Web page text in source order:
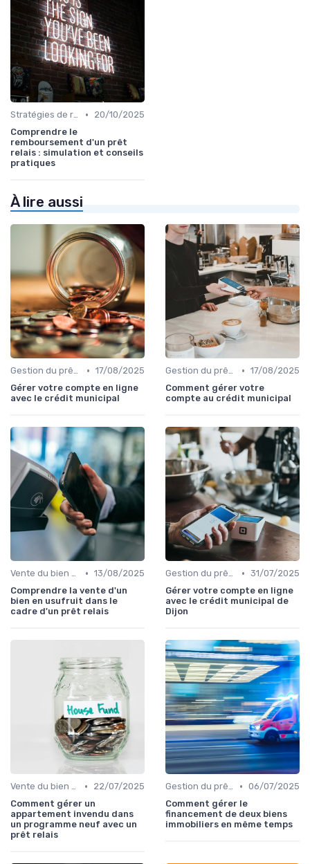
Stratégies de remboursement •
20/10/2025
Comprendre le
remboursement d'un prêt
relais : simulation et conseils
pratiques
À lire aussi
Gestion du prêt relais avec d'autres prêts • 17/08/2025
Gérer votre compte en ligne
avec le crédit municipal
Gestion du prêt relais avec d'autres prêts • 17/08/2025
Comment gérer votre
compte au crédit municipal
Vente du bien et remboursement • 13/08/2025
Comprendre la vente d'un
bien en usufruit dans le
cadre d'un prêt relais
Gestion du prêt relais avec d'autres prêts • 31/07/2025
Gérer votre compte en ligne
avec le crédit municipal de
Dijon
Vente du bien et remboursement •
22/07/2025
Comment gérer un
appartement invendu dans
un programme neuf avec un
prêt relais
Gestion du prêt relais avec d'autres prêts • 06/07/2025
Comment gérer le
financement de deux biens
immobiliers en même temps